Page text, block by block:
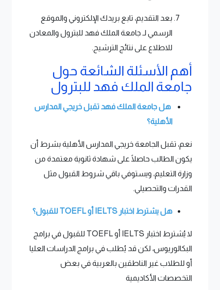
بعد التقديم، تابع بريدك الإلكتروني والموقع
الرسمي لـ جامعة الملك فهد للبترول والمعادن
للاطلاع على نتائج الترشيح.
أهم الأسئلة الشائعة حول
جامعة الملك فهد للبترول
هل جامعة الملك فهد تقبل خريجي المدارس
الأهلية؟
نعم، تقبل الجامعة خريجي المدارس الأهلية بشرط أن
يكون الطالب حاصلًا على شهادة ثانوية معتمدة من
وزارة التعليم، ويستوفي باقي شروط القبول مثل
القدرات والتحصيلي.
هل يشترط اختبار IELTS أو TOEFL للقبول؟
لا يُشترط اختبار IELTS أو TOEFL للقبول في برامج
البكالوريوس، لكن قد يُطلب في برامج الدراسات العليا
أو للطلاب غير الناطقين بالعربية في بعض
التخصصات الأكاديمية